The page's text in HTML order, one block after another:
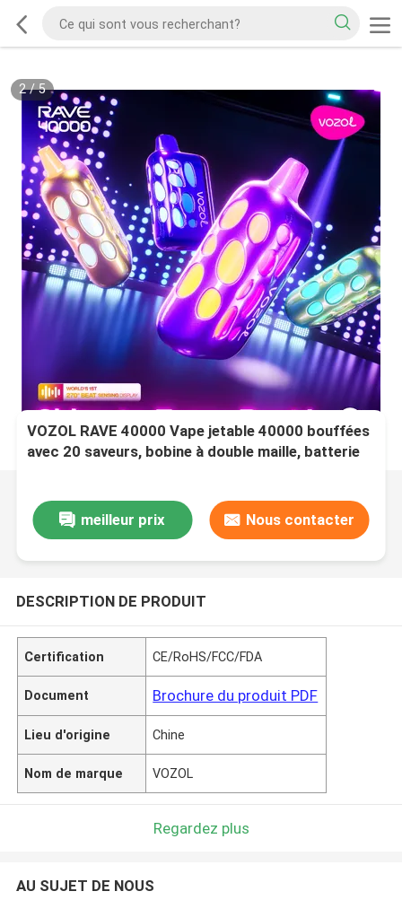
2/5
VOZOL RAVE 40000 Vape jetable 40000 bouffées
avec 20 saveurs, bobine à double maille, batterie
meilleur prix Nous contacter
DESCRIPTION DE PRODUIT
Certification CE/RoHS/FCC/FDA
Document Brochure du produit PDF
Lieu d'origine Chine
Nom de marque VOZOL
Regardez plus
AU SUJET DE NOUS